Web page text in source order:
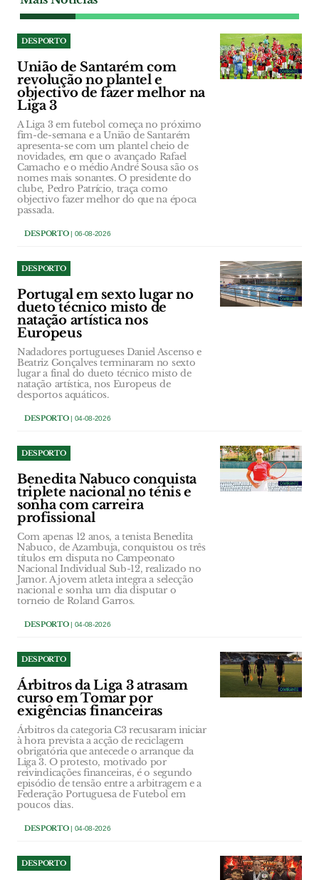
DESPORTO
União de Santarém com
revolução no plantel e
objectivo de fazer melhor na
Liga 3
A Liga 3 em futebol começa no próximo
fim-de-semana e a União de Santarém
apresenta-se com um plantel cheio de
novidades, em que o avançado Rafael
Camacho e o médio André Sousa são os
nomes mais sonantes. O presidente do
clube, Pedro Patrício, traça como
objectivo fazer melhor do que na época
passada.
DESPORTO| 06-08-2026
DESPORTO
Portugal em sexto lugar no
dueto técnico misto de
natação artística nos
Europeus
Nadadores portugueses Daniel Ascenso e
Beatriz Gonçalves terminaram no sexto
lugar a final do dueto técnico misto de
natação artística, nos Europeus de
desportos aquáticos.
DESPORTO| 04-08-2026
DESPORTO
Benedita Nabuco conquista
triplete nacional no ténis e
sonha com carreira
profissional
Com apenas 12 anos, a tenista Benedita
Nabuco, de Azambuja, conquistou os três
títulos em disputa no Campeonato
Nacional Individual Sub-12, realizado no
Jamor. A jovem atleta integra a selecção
nacional e sonha um dia disputar o
torneio de Roland Garros.
DESPORTO| 04-08-2026
DESPORTO
Árbitros da Liga 3 atrasam
curso em Tomar por
exigências financeiras
Árbitros da categoria C3 recusaram iniciar
à hora prevista a acção de reciclagem
obrigatória que antecede o arranque da
Liga 3. O protesto, motivado por
reivindicações financeiras, é o segundo
episódio de tensão entre a arbitragem e a
Federação Portuguesa de Futebol em
poucos dias.
DESPORTO| 04-08-2026
DESPORTO